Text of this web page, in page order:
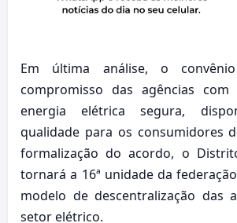
Em última análise, o
compromisso das agências
energia elétrica segura,
qualidade para os consumidores
formalização do acordo, o
tornará a 16ª unidade da
modelo de descentralização das
setor elétrico.